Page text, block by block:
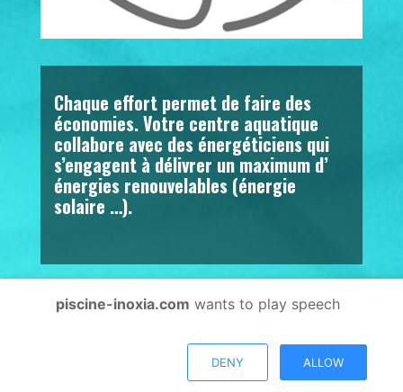
Chaque effort permet de faire des
économies. Votre centre aquatique
collabore avec des énergéticiens qui
s’engagent à délivrer un maximum d’
énergies renouvelables (énergie
solaire …).
mentions
piscine-inoxia.com wants to play speech
DENY ALLOW